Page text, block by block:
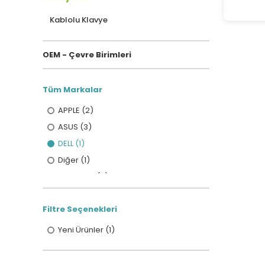
Kablolu Klavye
OEM - Çevre Birimleri
Tüm Markalar
APPLE (2)
ASUS (3)
DELL (1)
Diğer (1)
LOGITECH (2)
SAMSUNG (1)
T-DAGGER (3)
Filtre Seçenekleri
Yeni Ürünler (1)